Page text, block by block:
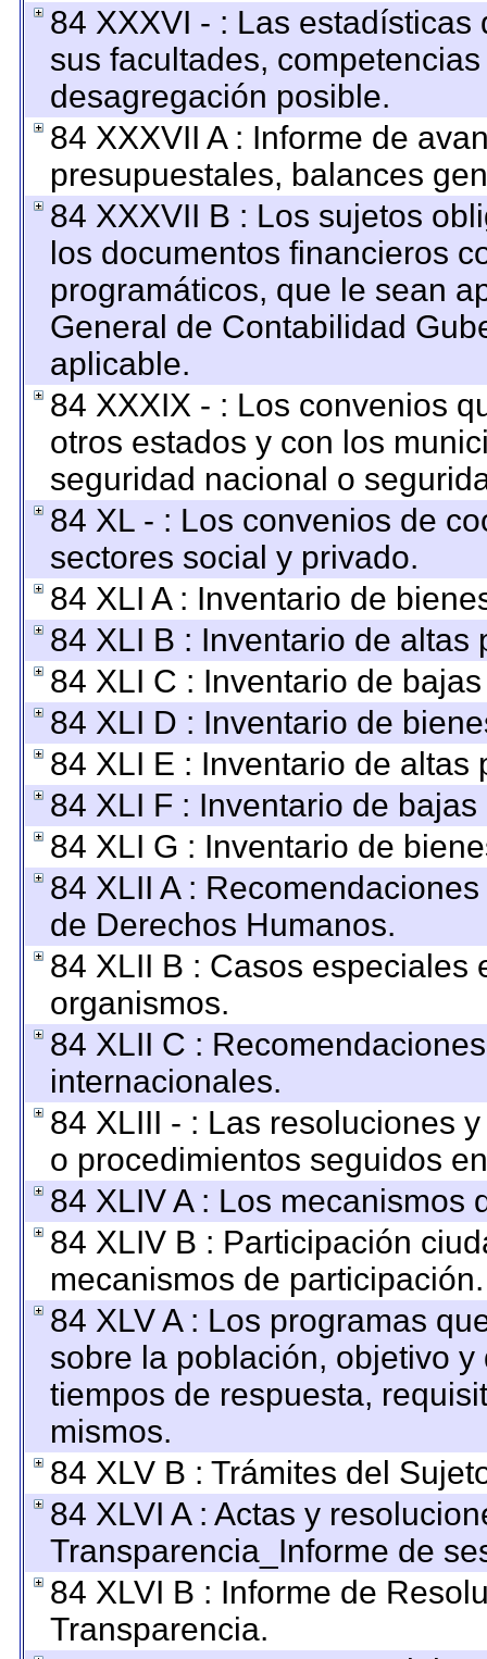
84 XXXVI - : Las
sus facultades,
desagregación posible.
84 XXXVII A : Informe de
presupuestales, balances
84 XXXVII B : Los sujetos
los documentos financieros
programáticos, que le sean
General de Contabilidad
aplicable.
84 XXXIX - : Los convenios
otros estados y con los
seguridad nacional o
84 XL - : Los convenios de
sectores social y privado.
84 XLI A : Inventario de
84 XLI B : Inventario de
84 XLI C : Inventario de
84 XLI D : Inventario de
84 XLI E : Inventario de
84 XLI F : Inventario de
84 XLI G : Inventario de
84 XLII A :
de Derechos Humanos.
84 XLII B : Casos especiales
organismos.
84 XLII C :
internacionales.
84 XLIII - : Las resoluciones
o procedimientos seguidos
84 XLIV A : Los mecanismos
84 XLIV B : Participación
mecanismos de participación.
84 XLV A : Los programas
sobre la población, objetivo
tiempos de respuesta,
mismos.
84 XLV B : Trámites del
84 XLVI A : Actas y
Transparencia_Informe de
84 XLVI B : Informe de
Transparencia.